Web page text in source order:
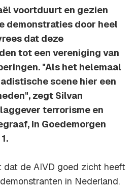
voortduurt en gezien
demonstraties door heel
dat deze
tot een vereniging van
"Als het helemaal
scene hier een
zegt Silvan
terrorisme en
in Goedemorgen
dat de AIVD goed zicht heeft
in Nederland.